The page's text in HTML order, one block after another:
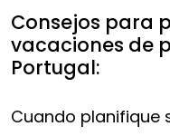
Consejos para
vacaciones de
Portugal:
Cuando planifique